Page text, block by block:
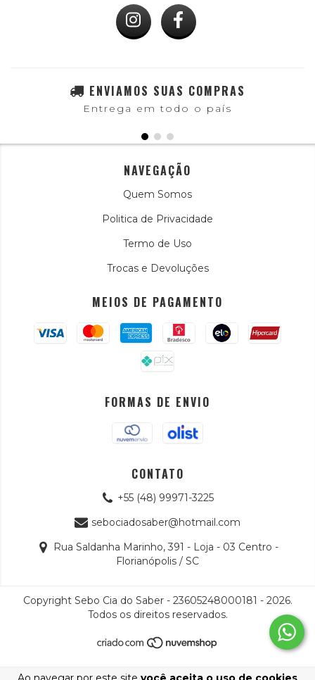
ENVIAMOS SUAS COMPRAS
Entrega em todo o país
NAVEGAÇÃO
Quem Somos
Politica de Privacidade
Termo de Uso
Trocas e Devoluções
MEIOS DE PAGAMENTO
FORMAS DE ENVIO
CONTATO
+55 (48) 99971-3225
sebociadosaber@hotmail.com
Rua Saldanha Marinho, 391 - Loja - 03 Centro -
Florianópolis / SC
Copyright Sebo Cia do Saber - 23605248000181 - 2026.
Todos os direitos reservados.